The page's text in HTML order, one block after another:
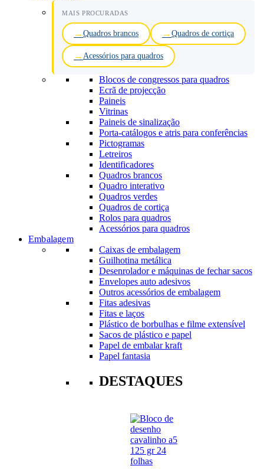
MAIS PROCURADAS
Quadros brancos Quadros de cortiça
Acessórios para quadros
Blocos de congressos para quadros
Ecrã de projecção
Paineis
Vitrinas
Paineis de sinalização
Porta-catálogos e atris para conferências
Pictogramas
Letreiros
Identificadores
Quadros brancos
Quadro interativo
Quadros verdes
Quadros de cortiça
Rolos para quadros
Acessórios para quadros
Embalagem
Caixas de embalagem
Guilhotina metálica
Desenrolador e máquinas de fechar sacos
Envelopes auto adesivos
Outros acessórios de embalagem
Fitas adesivas
Fitas e laços
Plástico de borbulhas e filme extensível
Sacos de plástico e papel
Papel de embalar kraft
Papel fantasia
DESTAQUES